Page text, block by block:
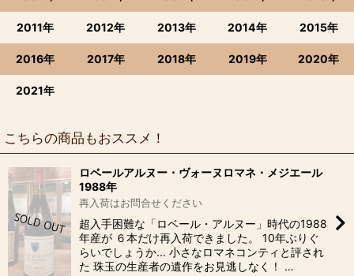
2011年 2012年 2013年 2014年 2015年
2016年 2017年 2018年 2019年 2020年
2021年
こちらの商品もおススメ！
ロベールアルヌー・ヴォーヌロマネ・メジエール
1988年
再入荷はお問合せください
超入手困難な「ロベール・アルヌー」時代の1988
年産が ６本だけ再入荷できました。 10年ぶりぐ
らいでしょうか... 小さなロマネコンティと評され
た 珠玉の生産者の遺作をお見逃しなく！ …